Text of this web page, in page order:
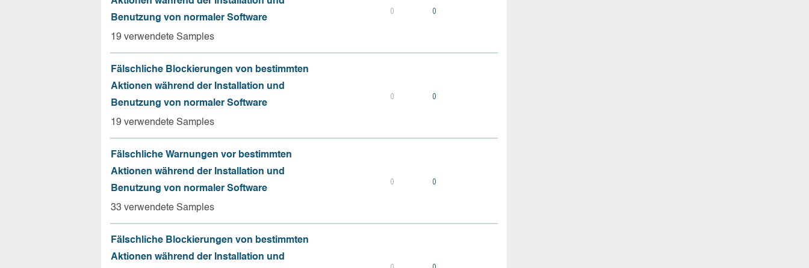
Benutzung von normaler Software
19 verwendete Samples
0 0
Fälschliche Blockierungen von bestimmten
Aktionen während der Installation und
Benutzung von normaler Software
19 verwendete Samples
0 0
Fälschliche Warnungen vor bestimmten
Aktionen während der Installation und
Benutzung von normaler Software
33 verwendete Samples
0 0
Fälschliche Blockierungen von bestimmten
Aktionen während der Installation und